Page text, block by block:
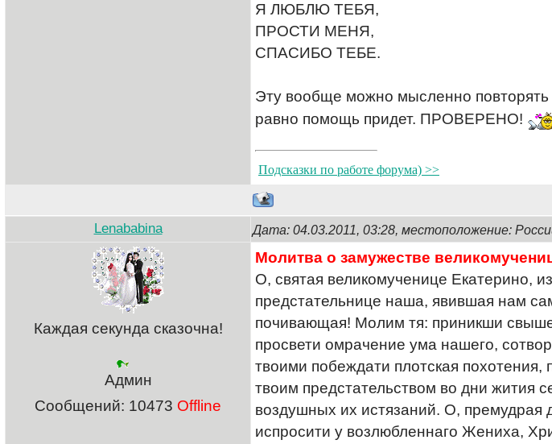
Я ЛЮБЛЮ ТЕБЯ,
ПРОСТИ МЕНЯ,
СПАСИБО ТЕБЕ.
Эту вообще можно мысленно
равно помощь придет. ПРОВЕРЕНО!
Подсказки по работе форума) >>
Lenababina Дата: 04.03.2011, 03:28, местоположение:
Каждая секунда сказочна!
Админ
Сообщений: 10473 Offline
Молитва о замужестве
О, святая великомученице Екатерино,
предстательнице наша, явившая нам
почивающая! Молим тя: приникши
просвети омрачение ума нашего,
твоими побеждати плотская
твоим предстательством во дни жития
воздушных их истязаний. О,
испросити у возлюбленнаго Жениха,